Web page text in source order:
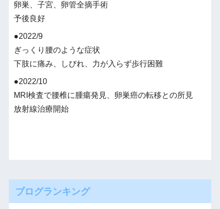
卵巣、子宮、卵管全摘手術
予後良好
●2022/9
ぎっくり腰のような症状
下肢に痛み、しびれ、力が入らず歩行困難
●2022/10
MRI検査で腰椎に腫瘍発見、卵巣癌の転移との所見
放射線治療開始
ブログランキング